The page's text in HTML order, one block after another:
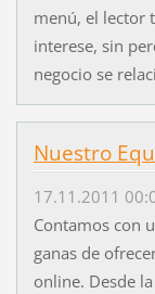
menú, el lector
interese, sin
negocio se
Nuestro
17.11.2011
Contamos con
ganas de
online. Desde